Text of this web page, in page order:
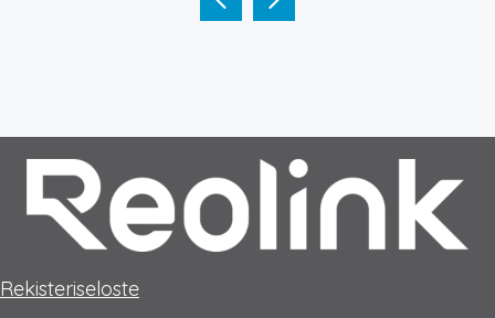
Rekisteriseloste